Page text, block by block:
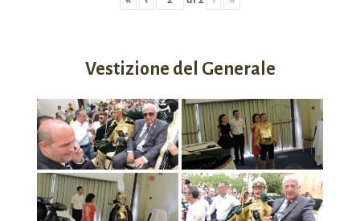
Vestizione del Generale